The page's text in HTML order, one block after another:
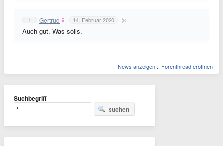
1 Gertrud 14. Februar 2020
Auch gut. Was solls.
News anzeigen :: Forenthread eröffnen
Suchbegriff
suchen